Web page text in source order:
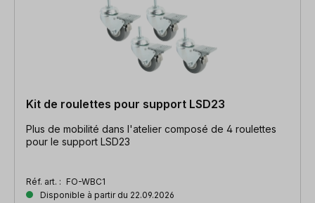
Kit de roulettes pour support LSD23
Plus de mobilité dans l'atelier composé de 4 roulettes
pour le support LSD23
Réf. art. : FO-WBC1
Disponible à partir du 22.09.2026